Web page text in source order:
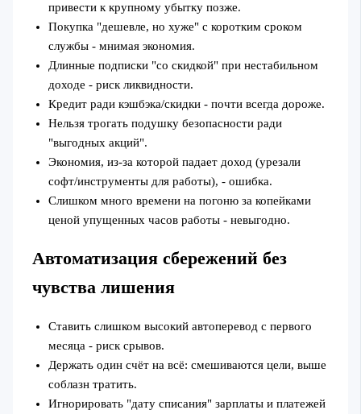
привести к крупному убытку позже.
Покупка "дешевле, но хуже" с коротким сроком
службы - мнимая экономия.
Длинные подписки "со скидкой" при нестабильном
доходе - риск ликвидности.
Кредит ради кэшбэка/скидки - почти всегда дороже.
Нельзя трогать подушку безопасности ради
"выгодных акций".
Экономия, из‑за которой падает доход (урезали
софт/инструменты для работы), - ошибка.
Слишком много времени на погоню за копейками
ценой упущенных часов работы - невыгодно.
Автоматизация сбережений без
чувства лишения
Ставить слишком высокий автоперевод с первого
месяца - риск срывов.
Держать один счёт на всё: смешиваются цели, выше
соблазн тратить.
Игнорировать "дату списания" зарплаты и платежей